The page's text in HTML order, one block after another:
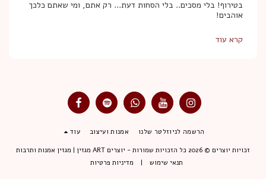
בטירוף! בלי מסכים.. בלי הסחות דעת... רק אתם, ומי שאתם כלכך
אוהבים!
קרא עוד
הרשמה לניוזלטר שלנו אמנות ועיצוב עוד
זכויות יוצרים © 2026 כל הזכויות שמורות -
יוצרים ART מגזין | מגזין אמנות ותרבות
תנאי שימוש| מדיניות פרטיות